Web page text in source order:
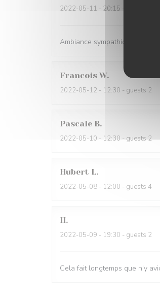
2022-05-11 - 20:15 - guests 5
Ambiance sympathique,un
Francois W
2022-05-12 - 12:30 - guests 2
Pascale B
2022-05-10 - 12:30 - guests 2
Hubert L
2022-05-08 - 12:00 - guests 4
H
2022-05-09 - 19:30 - guests 2
Cela fait longtemps que n'y